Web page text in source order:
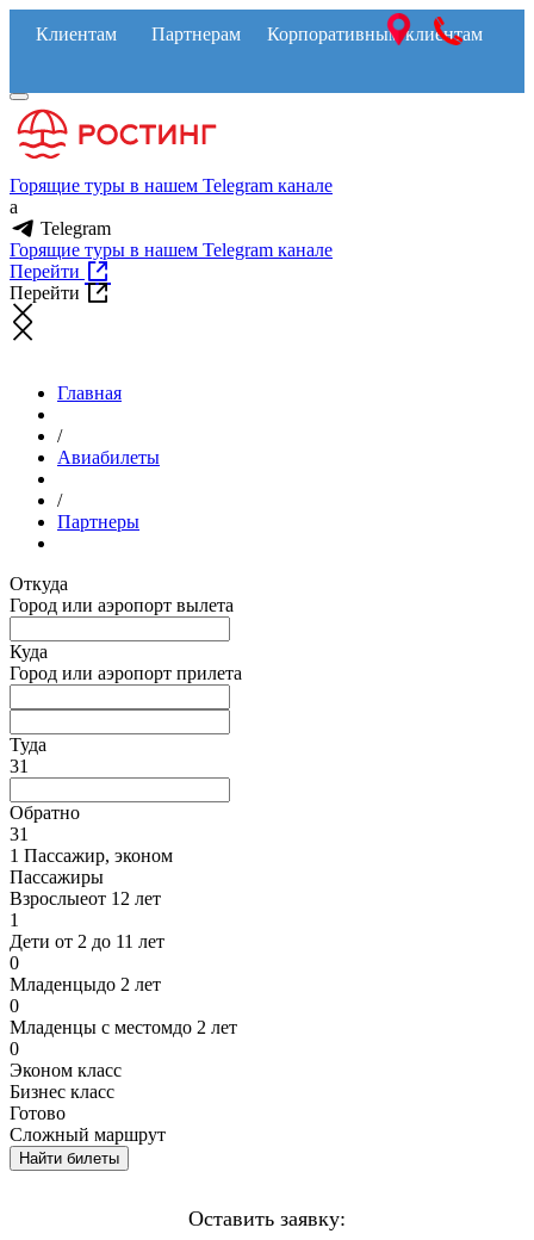
Клиентам Партнерам Корпоративным клиентам
Горящие туры в нашем Telegram канале
a
Telegram
Горящие туры в нашем Telegram канале
Перейти
Перейти
Главная
/
Авиабилеты
/
Партнеры
Откуда
Город или аэропорт вылета
Куда
Город или аэропорт прилета
Туда
31
Обратно
31
1 Пассажир, эконом
Пассажиры
Взрослыеот 12 лет
1
Дети от 2 до 11 лет
0
Младенцыдо 2 лет
0
Младенцы с местомдо 2 лет
0
Эконом класс
Бизнес класс
Готово
Сложный маршрут
Найти билеты
Оставить заявку: